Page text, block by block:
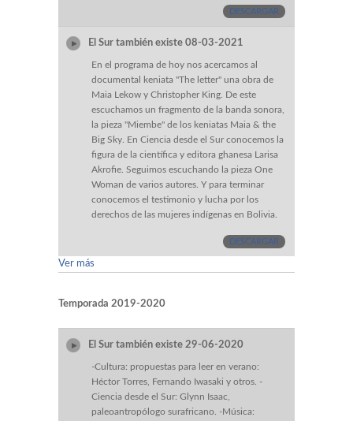
DESCARGAR
El Sur también existe 08-03-2021
En el programa de hoy nos acercamos al
documental keniata "The letter" una obra de
Maia Lekow y Christopher King. De este
escuchamos un fragmento de la banda sonora,
la pieza "Miembe" de los keniatas Maia & the
Big Sky. En Ciencia desde el Sur conocemos la
figura de la científica y editora ghanesa Larisa
Akrofie. Seguimos escuchando la pieza One
Woman de varios autores. Y para terminar
conocemos el testimonio y lucha por los
derechos de las mujeres indígenas en Bolivia.
DESCARGAR
Ver más
Temporada 2019-2020
El Sur también existe 29-06-2020
-Cultura: propuestas para leer en verano:
Héctor Torres, Fernando Iwasaki y otros. -
Ciencia desde el Sur: Glynn Isaac,
paleoantropólogo surafricano. -Música: